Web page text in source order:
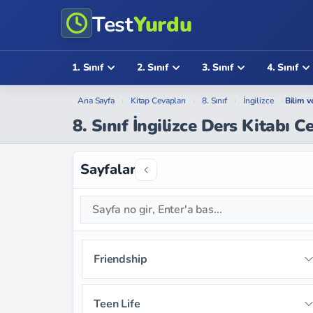
TestYurdu
1. Sınıf 2. Sınıf 3. Sınıf 4. Sınıf
Ana Sayfa › Kitap Cevapları › 8. Sınıf › İngilizce › Bilim
8. Sınıf İngilizce Ders Kitabı
Sayfalar
Friendship
Teen Life